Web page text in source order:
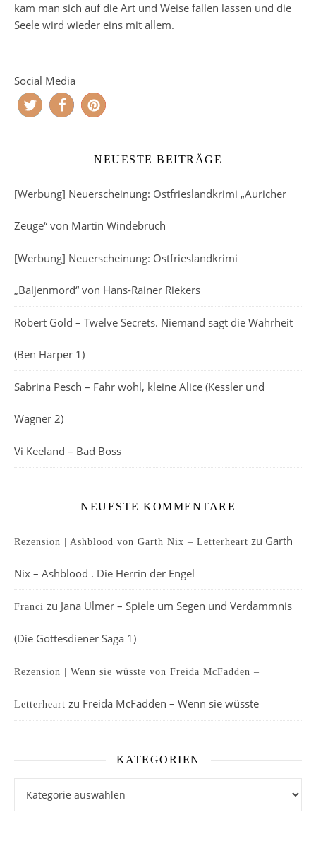
kam man sich auf die Art und Weise fallen lassen und die
Seele wird wieder eins mit allem.
Social Media
NEUESTE BEITRÄGE
[Werbung] Neuerscheinung: Ostfrieslandkrimi „Auricher
Zeuge“ von Martin Windebruch
[Werbung] Neuerscheinung: Ostfrieslandkrimi
„Baljenmord“ von Hans-Rainer Riekers
Robert Gold – Twelve Secrets. Niemand sagt die Wahrheit
(Ben Harper 1)
Sabrina Pesch – Fahr wohl, kleine Alice (Kessler und
Wagner 2)
Vi Keeland – Bad Boss
NEUESTE KOMMENTARE
Rezension | Ashblood von Garth Nix – Letterheart zu Garth
Nix – Ashblood . Die Herrin der Engel
Franci zu Jana Ulmer – Spiele um Segen und Verdammnis
(Die Gottesdiener Saga 1)
Rezension | Wenn sie wüsste von Freida McFadden –
Letterheart zu Freida McFadden – Wenn sie wüsste
KATEGORIEN